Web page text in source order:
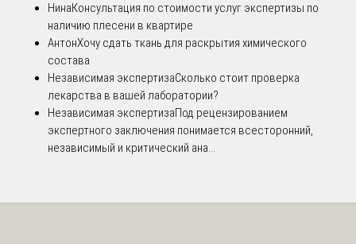
НинаКонсультация по стоимости услуг экспертизы по
наличию плесени в квартире
АнтонХочу сдать ткань для раскрытия химического
состава
Независимая экспертизаСколько стоит проверка
лекарства в вашей лаборатории?
Независимая экспертизаПод рецензированием
экспертного заключения понимается всесторонний,
независимый и критический ана...